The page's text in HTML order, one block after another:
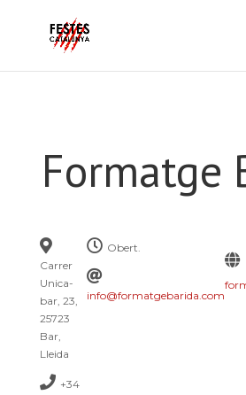
Formatge
Carrer
Unica-
bar, 23,
25723
Bar,
Lleida
+34
Obert.
info@formatgebarida.com